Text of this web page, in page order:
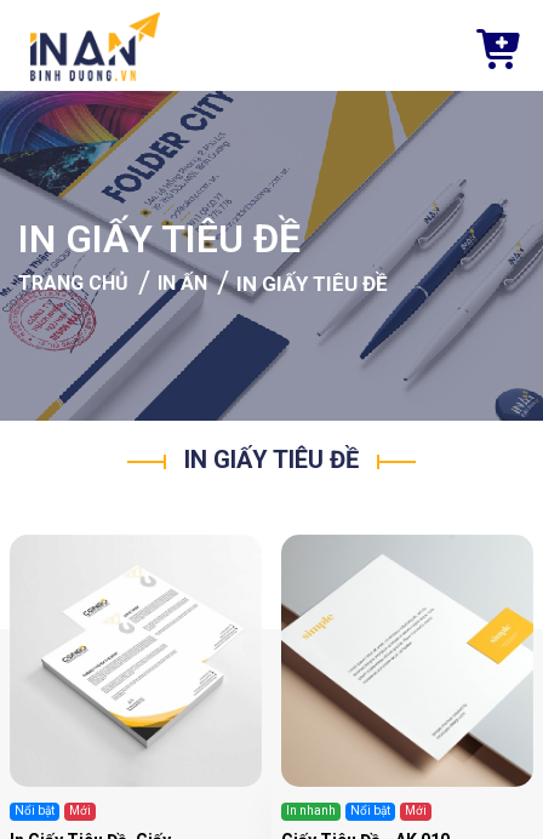
IN GIẤY TIÊU ĐỀ
TRANG CHỦ / IN ẤN /IN GIẤY TIÊU ĐỀ
IN GIẤY TIÊU ĐỀ
Nổi bật Mới In nhanh Nổi bật Mới